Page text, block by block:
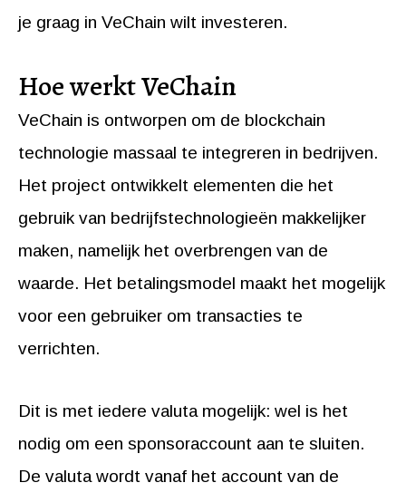
je graag in VeChain wilt investeren.
Hoe werkt VeChain
VeChain is ontworpen om de blockchain
technologie massaal te integreren in bedrijven.
Het project ontwikkelt elementen die het
gebruik van bedrijfstechnologieën makkelijker
maken, namelijk het overbrengen van de
waarde. Het betalingsmodel maakt het mogelijk
voor een gebruiker om transacties te
verrichten.
Dit is met iedere valuta mogelijk: wel is het
nodig om een sponsoraccount aan te sluiten.
De valuta wordt vanaf het account van de